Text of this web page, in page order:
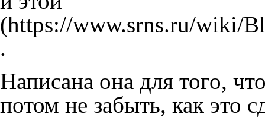
.
Написана она для того,
потом не забыть, как это